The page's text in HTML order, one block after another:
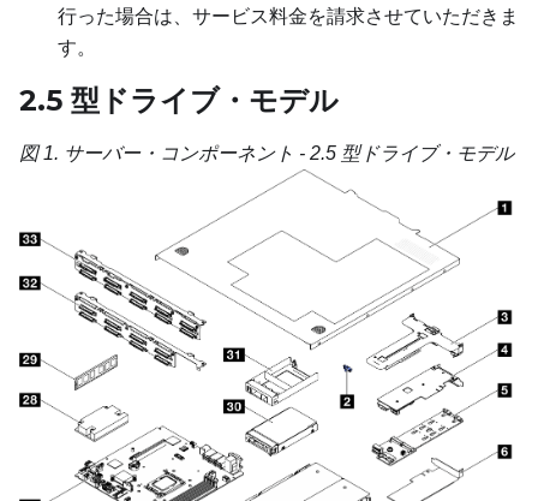
行った場合は、サービス料金を請求させていただきま
す。
2.5 型ドライブ・モデル
図 1. サーバー・コンポーネント - 2.5 型ドライブ・モデル